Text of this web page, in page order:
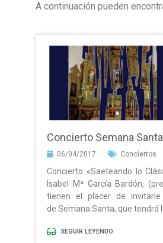
A continuación pueden
Concierto Semana Santa
06/04/2017 Conciertos
Concierto «Saeteando lo
Isabel Mª García Bardón,
tienen el placer de
de Semana Santa, que tendrá
SEGUIR LEYENDO